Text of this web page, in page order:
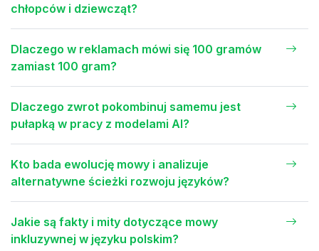
chłopców i dziewcząt?
Dlaczego w reklamach mówi się 100 gramów
zamiast 100 gram?
Dlaczego zwrot pokombinuj samemu jest
pułapką w pracy z modelami AI?
Kto bada ewolucję mowy i analizuje
alternatywne ścieżki rozwoju języków?
Jakie są fakty i mity dotyczące mowy
inkluzywnej w języku polskim?